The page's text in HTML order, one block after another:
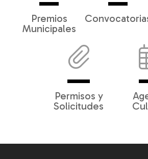
Premios
Municipales
Permisos y
Solicitudes